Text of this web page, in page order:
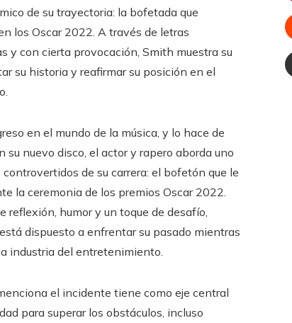
de su trayectoria: la bofetada que
los Oscar 2022. A través de letras
y con cierta provocación, Smith muestra su
su historia y reafirmar su posición en el
en el mundo de la música, y lo hace de
su nuevo disco, el actor y rapero aborda uno
de su carrera: el bofetón que le
la ceremonia de los premios Oscar 2022.
reflexión, humor y un toque de desafío,
dispuesto a enfrentar su pasado mientras
industria del entretenimiento.
el incidente tiene como eje central
para superar los obstáculos, incluso